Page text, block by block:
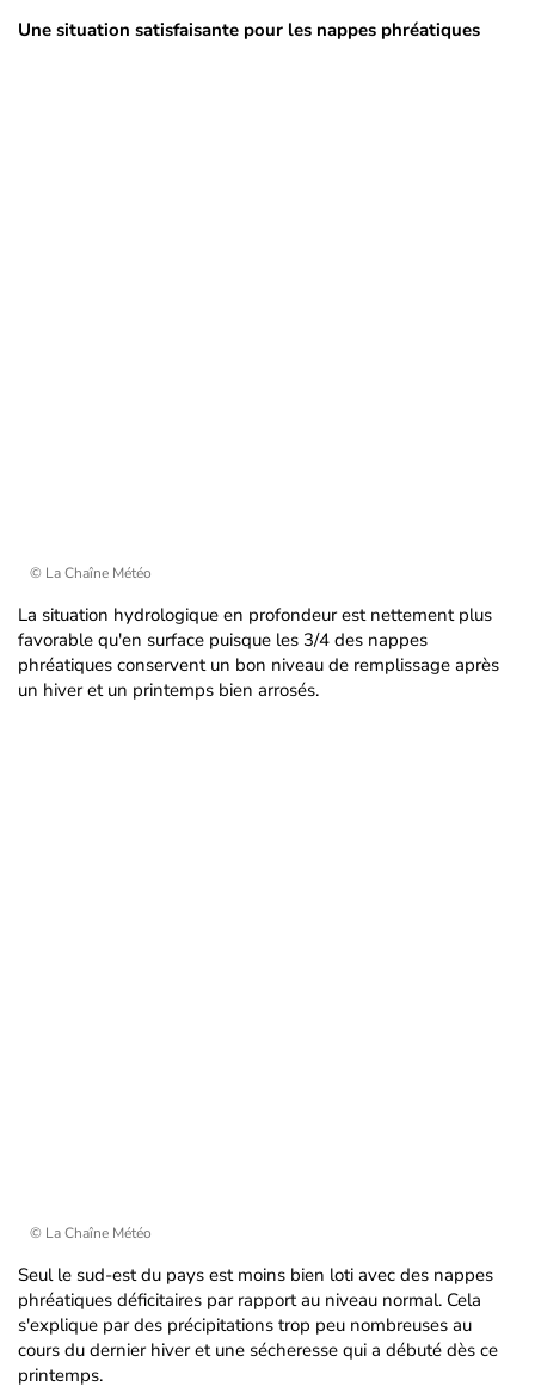
Une situation satisfaisante pour les nappes phréatiques
© La Chaîne Météo
La situation hydrologique en profondeur est nettement plus
favorable qu'en surface puisque les 3/4 des nappes
phréatiques conservent un bon niveau de remplissage après
un hiver et un printemps bien arrosés.
© La Chaîne Météo
Seul le sud-est du pays est moins bien loti avec des nappes
phréatiques déficitaires par rapport au niveau normal. Cela
s'explique par des précipitations trop peu nombreuses au
cours du dernier hiver et une sécheresse qui a débuté dès ce
printemps.